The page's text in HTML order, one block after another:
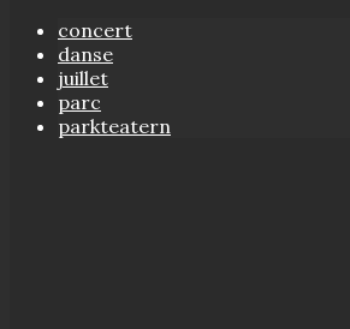
concert
danse
juillet
parc
parkteatern